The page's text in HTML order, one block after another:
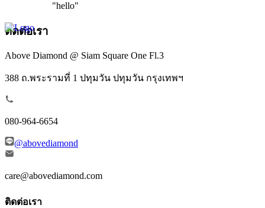
"hello"
ติดต่อเรา
Above Diamond @ Siam Square One Fl.3
388 ถ.พระรามที่ 1 ปทุมวัน ปทุมวัน กรุงเทพฯ
080-964-6654
@abovediamond
care@abovediamond.com
ติดต่อเรา